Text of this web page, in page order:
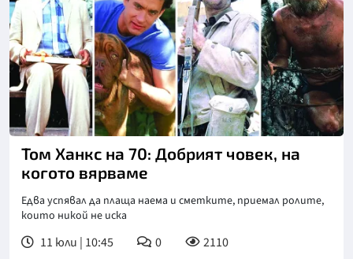
Том Ханкс на 70: Добрият човек, на
когото вярваме
Едва успявал да плаща наема и сметките, приемал ролите,
които никой не иска
11 юли | 10:45 0 2110